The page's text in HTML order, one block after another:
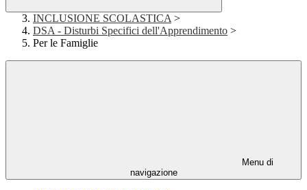
INCLUSIONE SCOLASTICA >
DSA - Disturbi Specifici dell'Apprendimento >
Per le Famiglie
Menu di
navigazione